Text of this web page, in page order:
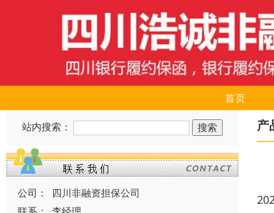
首页
站内搜索：
公司：
四川非融资担保公司
产